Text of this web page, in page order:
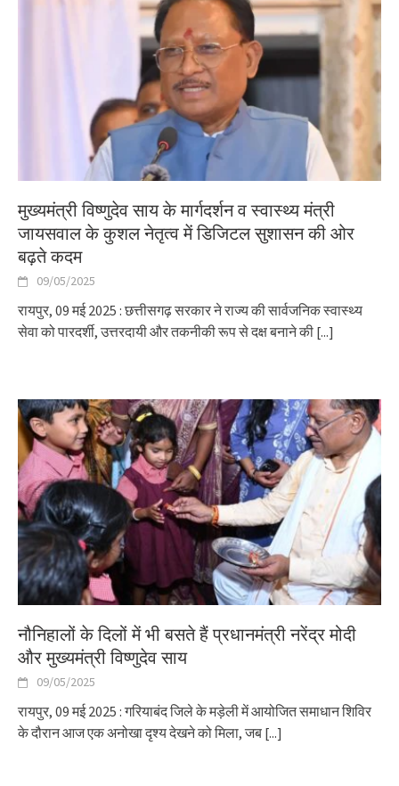
मुख्यमंत्री विष्णुदेव साय के मार्गदर्शन व स्वास्थ्य मंत्री
जायसवाल के कुशल नेतृत्व में डिजिटल सुशासन की ओर
बढ़ते कदम
09/05/2025
रायपुर, 09 मई 2025 : छत्तीसगढ़ सरकार ने राज्य की सार्वजनिक स्वास्थ्य
सेवा को पारदर्शी, उत्तरदायी और तकनीकी रूप से दक्ष बनाने की [...]
नौनिहालों के दिलों में भी बसते हैं प्रधानमंत्री नरेंद्र मोदी
और मुख्यमंत्री विष्णुदेव साय
09/05/2025
रायपुर, 09 मई 2025 : गरियाबंद जिले के मड़ेली में आयोजित समाधान शिविर
के दौरान आज एक अनोखा दृश्य देखने को मिला, जब [...]